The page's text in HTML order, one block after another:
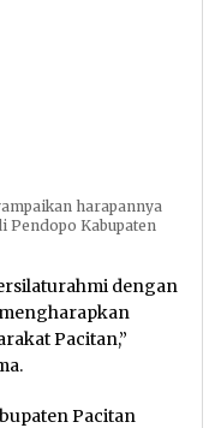
harapannya
Pendopo Kabupaten
dengan
Pacitan,”
Pacitan